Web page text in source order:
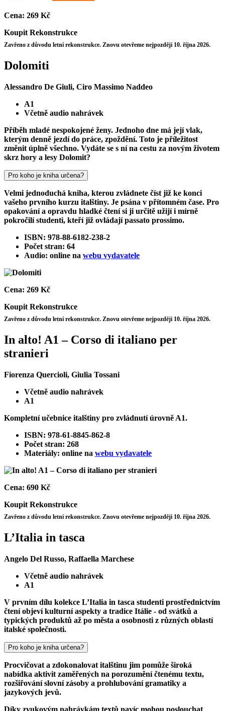
Cena: 269 Kč
KoupitRekonstrukce
Zavřeno z důvodu letní rekonstrukce. Znovu otevřeme nejpozději 10. října 2026.
Dolomiti
Alessandro De Giuli, Ciro Massimo Naddeo
A1
Včetně audio nahrávek
Příběh mladé nespokojené ženy. Jednoho dne má její vlak,
kterým denně jezdí do práce, zpoždění. Toto je příležitost
změnit úplně všechno. Vydáte se s ní na cestu za novým životem
skrz hory a lesy Dolomit?
Pro koho je kniha určena?
Velmi jednoduchá kniha, kterou zvládnete číst již ke konci
vašeho prvního kurzu italštiny. Je psána v přítomném čase. Pro
opakování a opravdu hladké čtení si ji určitě užijí i mírně
pokročilí studenti, kteří již ovládají passato prossimo.
ISBN: 978-88-6182-238-2
Počet stran: 64
Audio: online na webu vydavatele
Cena: 269 Kč
Koupit Rekonstrukce
Zavřeno z důvodu letní rekonstrukce. Znovu otevřeme nejpozději 10. října 2026.
In alto! A1 – Corso di italiano per
stranieri
Fiorenza Quercioli, Giulia Tossani
Včetně audio nahrávek
A1
Kompletní učebnice italštiny pro zvládnutí úrovně A1.
ISBN: 978-61-8845-862-8
Počet stran: 268
Materiály: online na webu vydavatele
Cena: 690 Kč
Koupit Rekonstrukce
Zavřeno z důvodu letní rekonstrukce. Znovu otevřeme nejpozději 10. října 2026.
L’Italia in tasca
Angelo Del Russo, Raffaella Marchese
Včetně audio nahrávek
A1
V prvním dílu kolekce L’Italia in tasca studenti prostřednictvím
čtení objeví kulturní aspekty a tradice Itálie - od svátků a
typických produktů až po města a osobnosti z různých oblastí
italské společnosti.
Pro koho je kniha určena?
Procvičovat a zdokonalovat italštinu jim pomůže široká
nabídka aktivit zaměřených na porozumění čtenému textu,
rozšiřování slovní zásoby a prohlubování gramatiky a
jazykových jevů.
Díky zvukovým nahrávkám textů navíc mohou poslouchat